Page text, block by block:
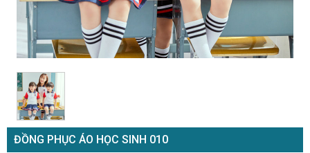
ĐỒNG PHỤC ÁO HỌC SINH 010